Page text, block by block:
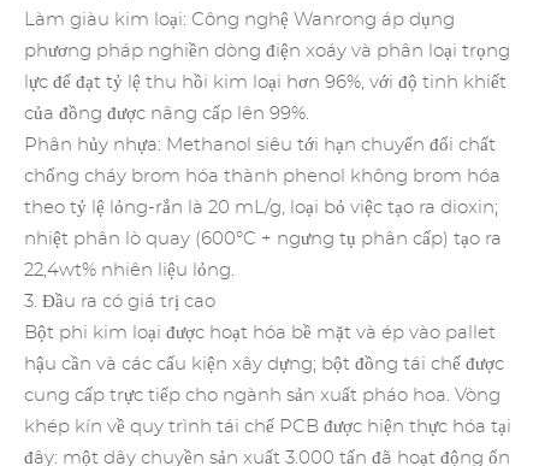
Làm giàu kim loại: Công nghệ Wanrong áp dụng
phương pháp nghiền dòng điện xoáy và phân loại trọng
lực để đạt tỷ lệ thu hồi kim loại hơn 96%, với độ tinh khiết
của đồng được nâng cấp lên 99%.
Phân hủy nhựa: Methanol siêu tới hạn chuyển đổi chất
chống cháy brom hóa thành phenol không brom hóa
theo tỷ lệ lỏng-rắn là 20 mL/g, loại bỏ việc tạo ra dioxin;
nhiệt phân lò quay (600°C + ngưng tụ phân cấp) tạo ra
22,4wt% nhiên liệu lỏng.
3. Đầu ra có giá trị cao
Bột phi kim loại được hoạt hóa bề mặt và ép vào pallet
hậu cần và các cấu kiện xây dựng; bột đồng tái chế được
cung cấp trực tiếp cho ngành sản xuất pháo hoa. Vòng
khép kín về quy trình tái chế PCB được hiện thực hóa tại
đây: một dây chuyền sản xuất 3.000 tấn đã hoạt động ổn